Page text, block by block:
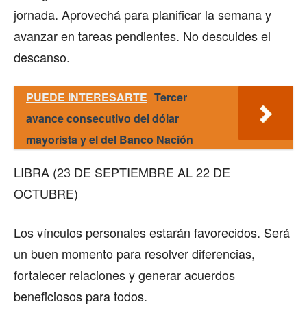
jornada. Aprovechá para planificar la semana y
avanzar en tareas pendientes. No descuides el
descanso.
PUEDE INTERESARTE Tercer
avance consecutivo del dólar
mayorista y el del Banco Nación
LIBRA (23 DE SEPTIEMBRE AL 22 DE
OCTUBRE)
Los vínculos personales estarán favorecidos. Será
un buen momento para resolver diferencias,
fortalecer relaciones y generar acuerdos
beneficiosos para todos.